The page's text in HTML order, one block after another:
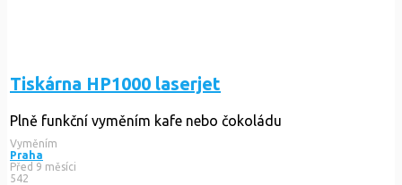
Tiskárna HP1000 laserjet
Plně funkční vyměním kafe nebo čokoládu
Vyměním
Praha
Před 9 měsíci
542